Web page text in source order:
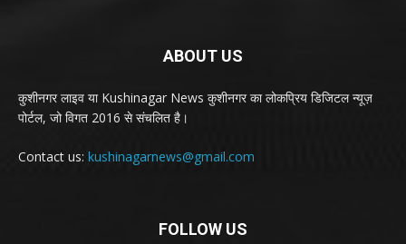
ABOUT US
कुशीनगर लाइव या Kushinagar News कुशीनगर का लोकप्रिय डिजिटल न्यूज़
पोर्टल, जो विगत 2016 से संचलित है।
Contact us: kushinagarnews@gmail.com
FOLLOW US